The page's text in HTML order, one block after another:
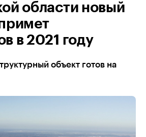
области новый
в 2021 году
объект готов на